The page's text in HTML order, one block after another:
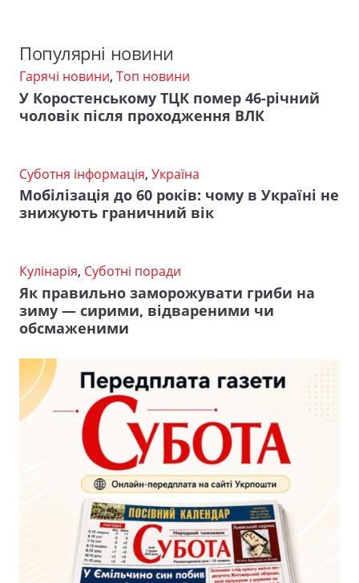
Популярні новини
Гарячі новини, Топ новини
У Коростенському ТЦК помер 46-річний
чоловік після проходження ВЛК
Суботня інформація, Україна
Мобілізація до 60 років: чому в Україні не
знижують граничний вік
Кулінарія, Суботні поради
Як правильно заморожувати гриби на
зиму — сирими, відвареними чи
обсмаженими